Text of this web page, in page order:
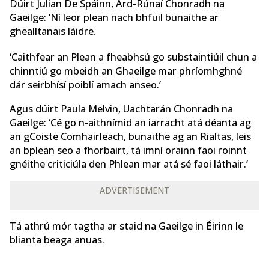
Dúirt Julian De Spáinn, Ard-Rúnaí Chonradh na
Gaeilge: ‘Ní leor plean nach bhfuil bunaithe ar
ghealltanais láidre.
‘Caithfear an Plean a fheabhsú go substaintiúil chun a
chinntiú go mbeidh an Ghaeilge mar phríomhghné
dár seirbhísí poiblí amach anseo.’
Agus dúirt Paula Melvin, Uachtarán Chonradh na
Gaeilge: ‘Cé go n-aithnímid an iarracht atá déanta ag
an gCoiste Comhairleach, bunaithe ag an Rialtas, leis
an bplean seo a fhorbairt, tá imní orainn faoi roinnt
gnéithe criticiúla den Phlean mar atá sé faoi láthair.’
ADVERTISEMENT
Tá athrú mór tagtha ar staid na Gaeilge in Éirinn le
blianta beaga anuas.